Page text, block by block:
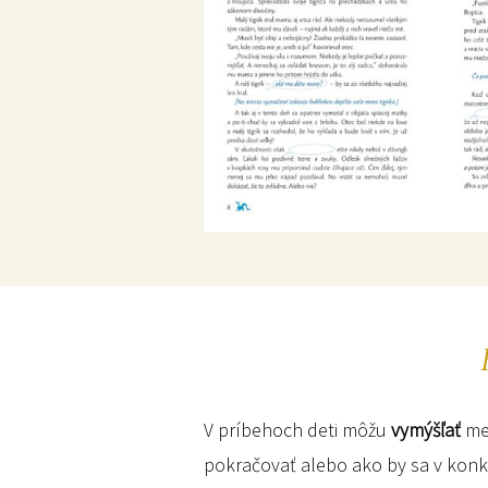
V príbehoch deti môžu vymýšľať
pokračovať alebo ako by sa v